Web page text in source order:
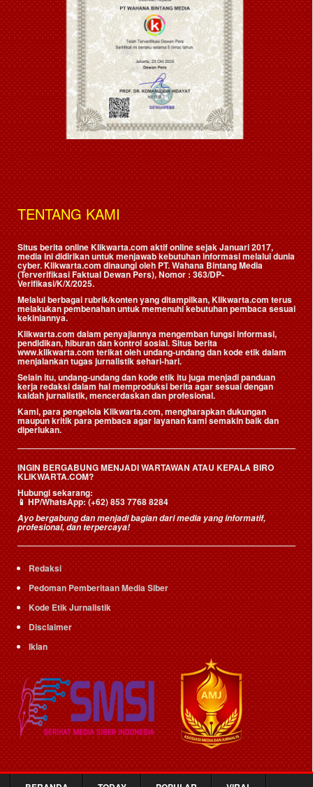
TENTANG KAMI
Situs berita online Klikwarta.com aktif online sejak Januari 2017,
media ini didirikan untuk menjawab kebutuhan informasi melalui dunia
cyber. Klikwarta.com dinaungi oleh PT. Wahana Bintang Media
(Terverifikasi Faktual Dewan Pers), Nomor : 363/DP-
Verifikasi/K/X/2025.
Melalui berbagai rubrik/konten yang ditampilkan, Klikwarta.com terus
melakukan pembenahan untuk memenuhi kebutuhan pembaca sesuai
kekiniannya.
Klikwarta.com dalam penyajiannya mengemban fungsi informasi,
pendidikan, hiburan dan kontrol sosial. Situs berita
www.klikwarta.com terikat oleh undang-undang dan kode etik dalam
menjalankan tugas jurnalistik sehari-hari.
Selain itu, undang-undang dan kode etik itu juga menjadi panduan
kerja redaksi dalam hal memproduksi berita agar sesuai dengan
kaidah jurnalistik, mencerdaskan dan profesional.
Kami, para pengelola Klikwarta.com, mengharapkan dukungan
maupun kritik para pembaca agar layanan kami semakin baik dan
diperlukan.
INGIN BERGABUNG MENJADI WARTAWAN ATAU KEPALA BIRO
KLIKWARTA.COM?
Hubungi sekarang:
📱HP/WhatsApp:(+62) 853 7768 8284
Ayo bergabung dan menjadi bagian dari media yang informatif,
profesional, dan terpercaya!
Redaksi
Pedoman Pemberitaan Media Siber
Kode Etik Jurnalistik
Disclaimer
Iklan